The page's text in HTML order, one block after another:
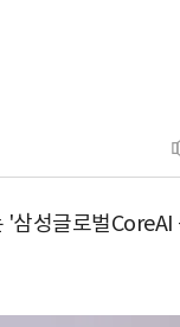
삼성글로벌CoreAI